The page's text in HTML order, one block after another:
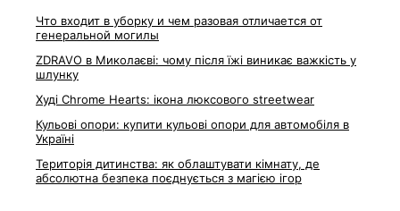
Что входит в уборку и чем разовая отличается от
генеральной могилы
ZDRAVO в Миколаєві: чому після їжі виникає важкість у
шлунку
Худі Chrome Hearts: ікона люксового streetwear
Кульові опори: купити кульові опори для автомобіля в
Україні
Територія дитинства: як облаштувати кімнату, де
абсолютна безпека поєднується з магією ігор